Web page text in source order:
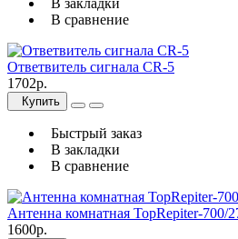
В сравнение
Ответвитель сигнала CR-5
1702р.
Купить
Быстрый заказ
В закладки
В сравнение
Антенна комнатная TopRepiter-700/
1600р.